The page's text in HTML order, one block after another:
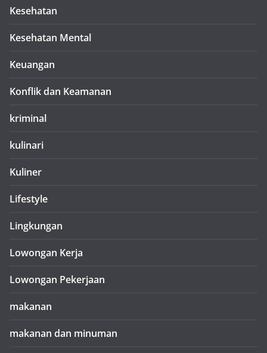
Kesehatan
Kesehatan Mental
Keuangan
Konflik dan Keamanan
kriminal
kulinari
Kuliner
Lifestyle
Lingkungan
Lowongan Kerja
Lowongan Pekerjaan
makanan
makanan dan minuman